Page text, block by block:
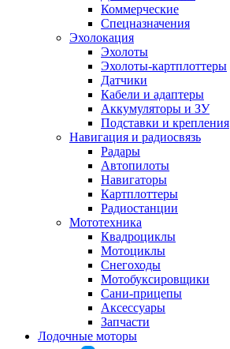
Коммерческие
Спецназначения
Эхолокация
Эхолоты
Эхолоты-картплоттеры
Датчики
Кабели и адаптеры
Аккумуляторы и ЗУ
Подставки и крепления
Навигация и радиосвязь
Радары
Автопилоты
Навигаторы
Картплоттеры
Радиостанции
Мототехника
Квадроциклы
Мотоциклы
Снегоходы
Мотобуксировщики
Сани-прицепы
Аксессуары
Запчасти
Лодочные моторы